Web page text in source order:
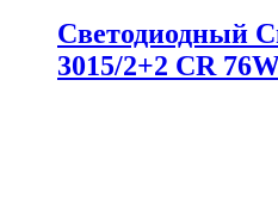
Светодиодный
3015/2+2 CR